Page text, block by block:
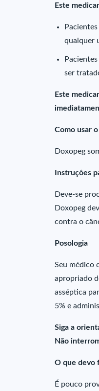
Este
qualquer
ser
Este
Como usar
Doxopeg
Instruções
Deve-se
Doxopeg
contra o
Posologia
Seu médico
apropriado
asséptica
5% e
Siga a
Não
O que devo
É pouco